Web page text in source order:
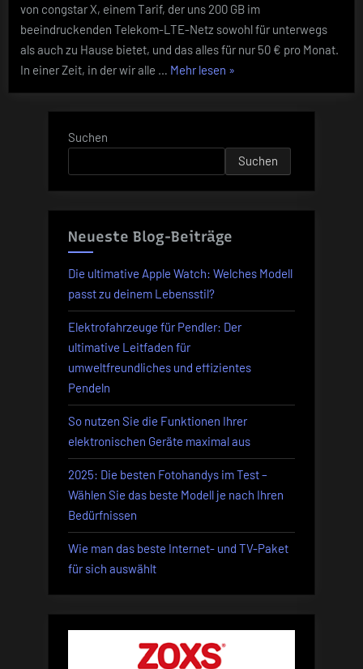
50
€
Perfekt
von congstar X, einem Tarif, der uns 200 GB im
beeindruckenden Telekom-LTE-Netz sowohl für unterwegs
als auch zu Hause bietet, und das alles für nur 50 € pro Monat.
In einer Zeit, in der wir alle … Mehr lesen „Congstar
200
Telekom-
LTE
für
unter
50
–
für
unterwegs
zuhause“
»
Suchen
Suchen
Neueste Blog-Beiträge
Die ultimative Apple Watch: Welches Modell
passt zu deinem Lebensstil?
Elektrofahrzeuge für Pendler: Der
ultimative Leitfaden für
umweltfreundliches und effizientes
Pendeln
So nutzen Sie die Funktionen Ihrer
elektronischen Geräte maximal aus
2025: Die besten Fotohandys im Test –
Wählen Sie das beste Modell je nach Ihren
Bedürfnissen
Wie man das beste Internet- und TV-Paket
für sich auswählt